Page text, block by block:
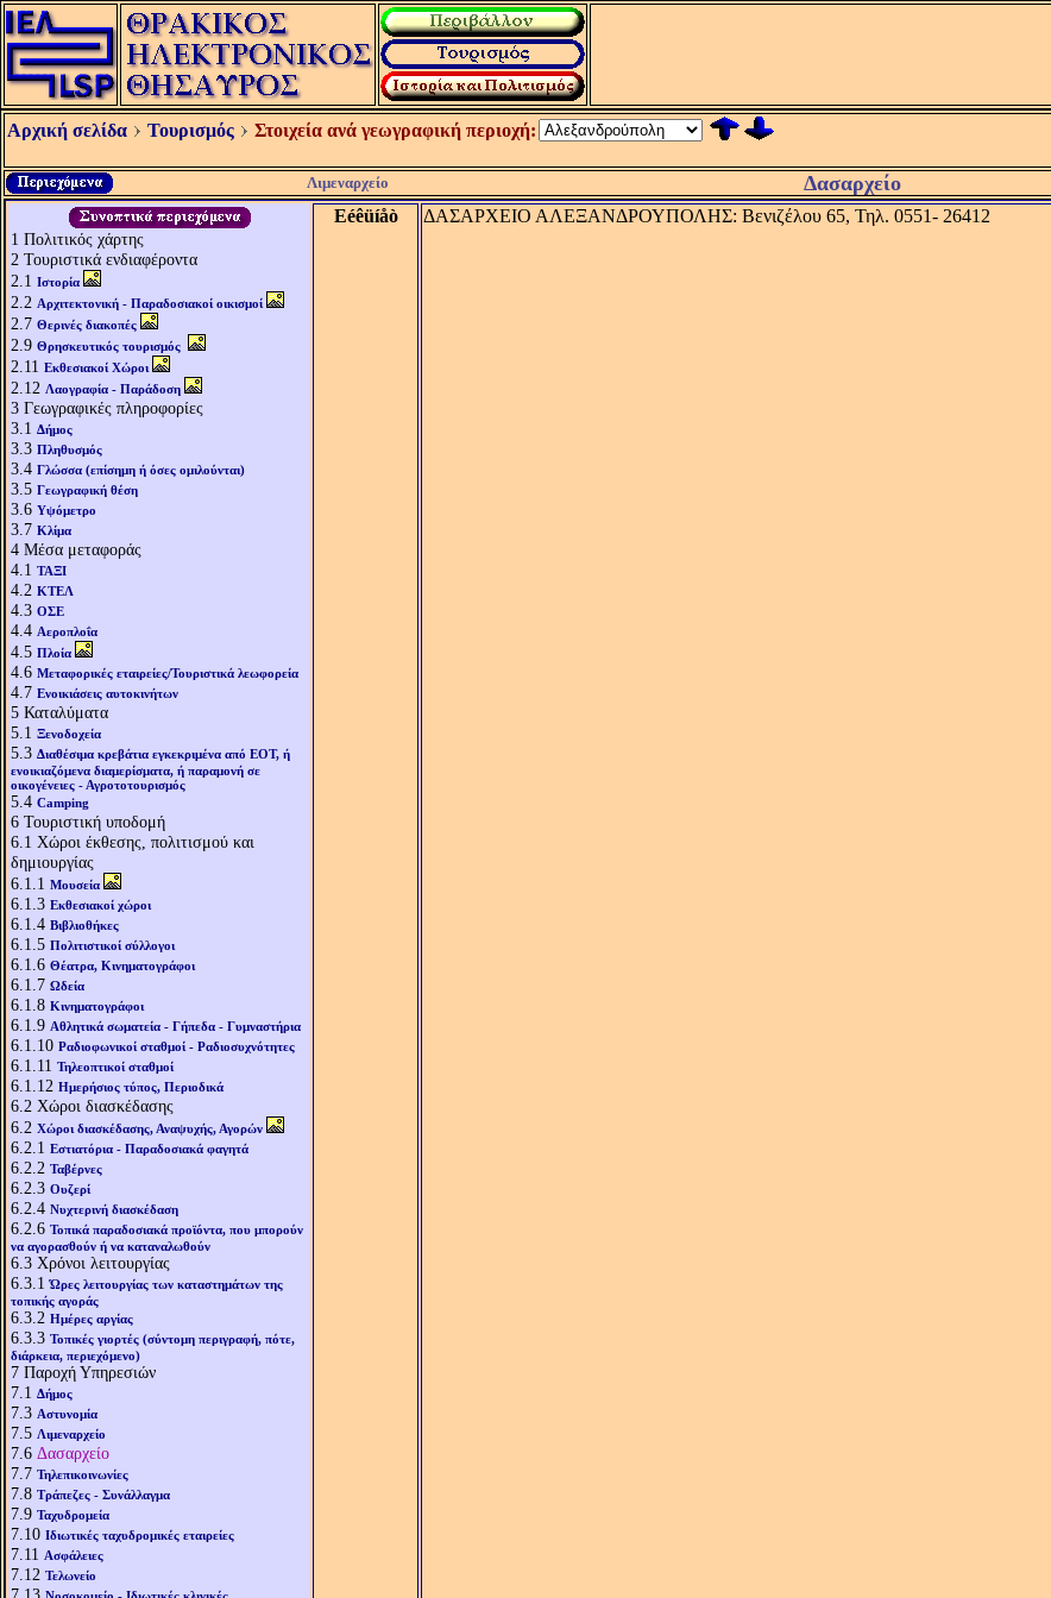
Αρχική σελίδα Τουρισμός Στοιχεία ανά γεωγραφική περιοχή:
Λιμεναρχείο Δασαρχείο
1 Πολιτικός χάρτης
2 Τουριστικά ενδιαφέροντα
2.1 Ιστορία
2.2 Αρχιτεκτονική - Παραδοσιακοί οικισμοί
2.7 Θερινές διακοπές
2.9 Θρησκευτικός τουρισμός
2.11 Εκθεσιακοί Χώροι
2.12 Λαογραφία - Παράδοση
3 Γεωγραφικές πληροφορίες
3.1 Δήμος
3.3 Πληθυσμός
3.4 Γλώσσα (επίσημη ή όσες ομιλούνται)
3.5 Γεωγραφική θέση
3.6 Υψόμετρο
3.7 Κλίμα
4 Μέσα μεταφοράς
4.1 ΤΑΞΙ
4.2 ΚΤΕΛ
4.3 ΟΣΕ
4.4 Αεροπλοΐα
4.5 Πλοία
4.6 Μεταφορικές εταιρείες/Τουριστικά λεωφορεία
4.7 Ενοικιάσεις αυτοκινήτων
5 Καταλύματα
5.1 Ξενοδοχεία
5.3 Διαθέσιμα κρεβάτια εγκεκριμένα από ΕΟΤ, ή
ενοικιαζόμενα διαμερίσματα, ή παραμονή σε
οικογένειες - Αγροτοτουρισμός
5.4 Camping
6 Τουριστική υποδομή
6.1 Χώροι έκθεσης, πολιτισμού και
δημιουργίας
6.1.1 Μουσεία
6.1.3 Εκθεσιακοί χώροι
6.1.4 Βιβλιοθήκες
6.1.5 Πολιτιστικοί σύλλογοι
6.1.6 Θέατρα, Κινηματογράφοι
6.1.7 Ωδεία
6.1.8 Κινηματογράφοι
6.1.9 Αθλητικά σωματεία - Γήπεδα - Γυμναστήρια
6.1.10 Ραδιοφωνικοί σταθμοί - Ραδιοσυχνότητες
6.1.11 Τηλεοπτικοί σταθμοί
6.1.12 Ημερήσιος τύπος, Περιοδικά
6.2 Χώροι διασκέδασης
6.2 Χώροι διασκέδασης, Αναψυχής, Αγορών
6.2.1 Εστιατόρια - Παραδοσιακά φαγητά
6.2.2 Ταβέρνες
6.2.3 Ουζερί
6.2.4 Νυχτερινή διασκέδαση
6.2.6 Τοπικά παραδοσιακά προϊόντα, που μπορούν
να αγορασθούν ή να καταναλωθούν
6.3 Χρόνοι λειτουργίας
6.3.1Ώρες λειτουργίας των καταστημάτων της
τοπικής αγοράς
6.3.2 Ημέρες αργίας
6.3.3 Τοπικές γιορτές (σύντομη περιγραφή, πότε,
διάρκεια, περιεχόμενο)
7 Παροχή Υπηρεσιών
7.1 Δήμος
7.3 Αστυνομία
7.5 Λιμεναρχείο
7.6 Δασαρχείο
7.7 Τηλεπικοινωνίες
7.8 Τράπεζες - Συνάλλαγμα
7.9 Ταχυδρομεία
7.10 Ιδιωτικές ταχυδρομικές εταιρείες
7.11 Ασφάλειες
7.12 Τελωνείο
Eéêüíåò ΔΑΣΑΡΧΕΙΟ ΑΛΕΞΑΝΔΡΟΥΠΟΛΗΣ: Βενιζέλου 65, Τηλ. 0551- 26412